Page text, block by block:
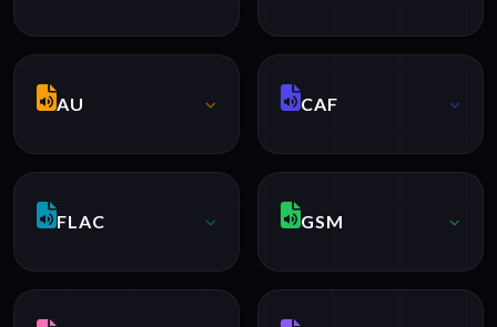
AU CAF
FLAC GSM